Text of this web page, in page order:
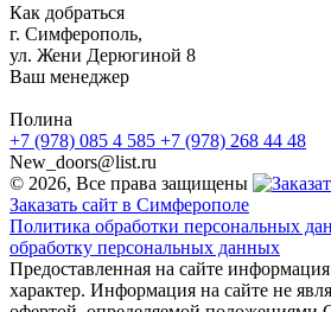
Как добраться
г. Симферополь,
ул. Жени Дерюгиной 8
Ваш менеджер
Полина
+7 (978) 085 4 585 +7 (978) 268 44 48
New_doors@list.ru
© 2026, Все права защищены
Заказать сайт в Симферополе
Политика обработки персональных
обработку персональных данных
Предоставленная на сайте
характер. Информация на сайте не